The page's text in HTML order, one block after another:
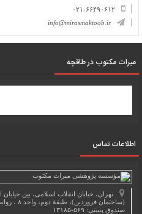
۰۲۱-۶۶۴۹۰۶۱۲
info@mirasmaktoob.ir
میرات مکتوب در طاقچه
اطلاعات تماس
صندوق پستی: ۵۶۹-۱۳۱۸۵